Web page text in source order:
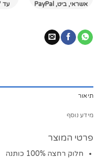
אשראי, ביט, PayPal עד 7 ימי עסקים**
תיאור
מידע נוסף
פרטי המוצר
חלוק רחצה 100% כותנה